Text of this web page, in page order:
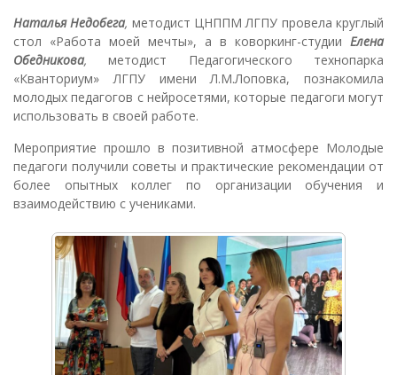
Наталья Недобега, методист ЦНППМ ЛГПУ провела круглый
стол «Работа моей мечты», а в коворкинг-студии Елена
Обедникова, методист Педагогического технопарка
«Кванториум» ЛГПУ имени Л.М.Лоповка, познакомила
молодых педагогов с нейросетями, которые педагоги могут
использовать в своей работе.
Мероприятие прошло в позитивной атмосфере Молодые
педагоги получили советы и практические рекомендации от
более опытных коллег по организации обучения и
взаимодействию с учениками.